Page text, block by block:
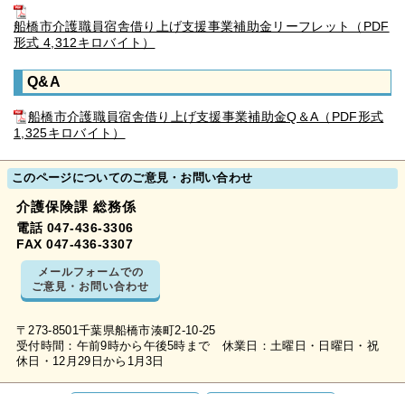
船橋市介護職員宿舎借り上げ支援事業補助金リーフレット（PDF
形式 4,312キロバイト）
Q&A
船橋市介護職員宿舎借り上げ支援事業補助金Q＆A（PDF形式
1,325キロバイト）
このページについてのご意見・お問い合わせ
介護保険課 総務係
電話 047-436-3306
FAX 047-436-3307
メールフォームでの
ご意見・お問い合わせ
〒273-8501千葉県船橋市湊町2-10-25
受付時間：午前9時から午後5時まで 休業日：土曜日・日曜日・祝
休日・12月29日から1月3日